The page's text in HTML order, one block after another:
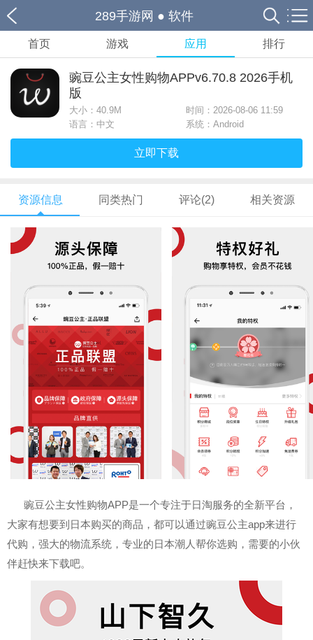
289手游网 ● 软件
首页 游戏 应用 排行
豌豆公主女性购物APPv6.70.8 2026手机
版
大小： 40.9M
时间：2026-08-06 11:59
语言：中文
系统：Android
立即下载
资源信息 同类热门 评论(2) 相关资源
豌豆公主女性购物APP是一个专注于日淘服务的全新平台，
大家有想要到日本购买的商品，都可以通过豌豆公主app来进行
代购，强大的物流系统，专业的日本潮人帮你选购，需要的小伙
伴赶快来下载吧。